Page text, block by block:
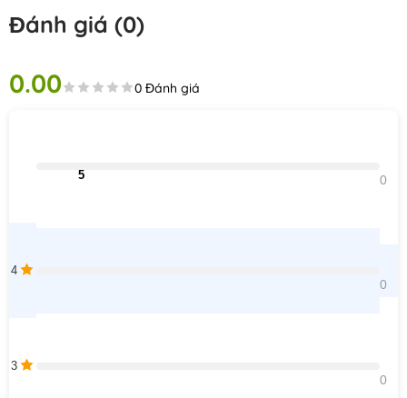
Đánh giá (0)
0.00 0 Đánh giá
                                5
4
3